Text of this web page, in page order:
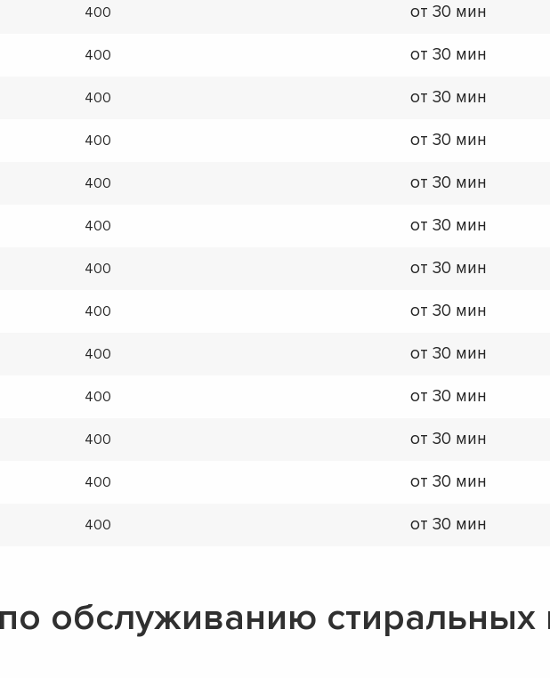
400 от 30 мин
400 от 30 мин
400 от 30 мин
400 от 30 мин
400 от 30 мин
400 от 30 мин
400 от 30 мин
400 от 30 мин
400 от 30 мин
400 от 30 мин
400 от 30 мин
400 от 30 мин
400 от 30 мин
обслуживанию